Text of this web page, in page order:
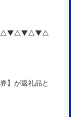
】が返礼品と